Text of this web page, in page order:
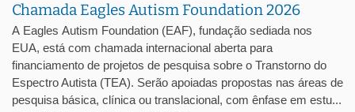
Chamada Eagles Autism Foundation 2026
A Eagles Autism Foundation (EAF), fundação sediada nos
EUA, está com chamada internacional aberta para
financiamento de projetos de pesquisa sobre o Transtorno do
Espectro Autista (TEA). Serão apoiadas propostas nas áreas de
pesquisa básica, clínica ou translacional, com ênfase em estu...